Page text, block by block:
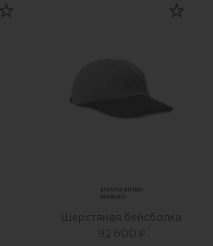
Шерстяная бейсболка
92 600 ₽